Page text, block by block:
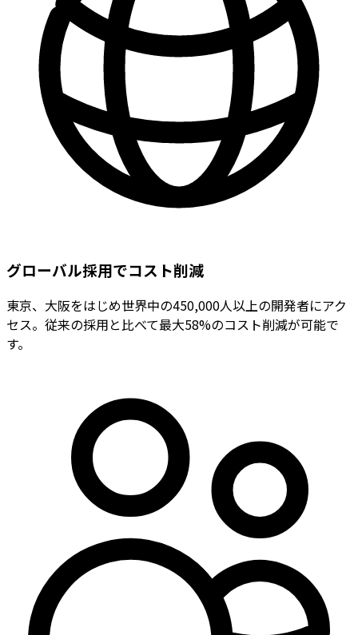
グローバル採用でコスト削減
東京、大阪をはじめ世界中の450,000人以上の開発者にアク
セス。従来の採用と比べて最大58%のコスト削減が可能で
す。